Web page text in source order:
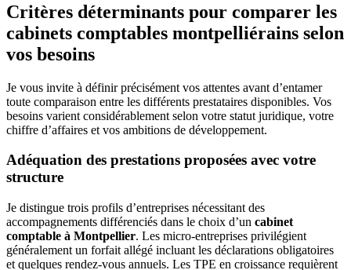
Critères déterminants pour comparer les
cabinets comptables montpelliérains selon
vos besoins
Je vous invite à définir précisément vos attentes avant d’entamer
toute comparaison entre les différents prestataires disponibles. Vos
besoins varient considérablement selon votre statut juridique, votre
chiffre d’affaires et vos ambitions de développement.
Adéquation des prestations proposées avec votre
structure
Je distingue trois profils d’entreprises nécessitant des
accompagnements différenciés dans le choix d’un cabinet
comptable à Montpellier. Les micro-entreprises privilégient
généralement un forfait allégé incluant les déclarations obligatoires
et quelques rendez-vous annuels. Les TPE en croissance requièrent